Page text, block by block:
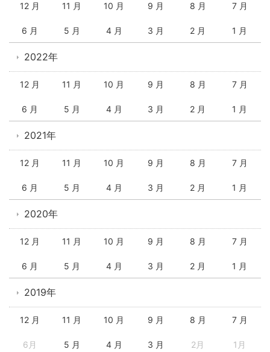
12 月 11 月 10 月 9 月 8 月 7 月
6 月 5 月 4 月 3 月 2 月 1 月
2022年
12 月 11 月 10 月 9 月 8 月 7 月
6 月 5 月 4 月 3 月 2 月 1 月
2021年
12 月 11 月 10 月 9 月 8 月 7 月
6 月 5 月 4 月 3 月 2 月 1 月
2020年
12 月 11 月 10 月 9 月 8 月 7 月
6 月 5 月 4 月 3 月 2 月 1 月
2019年
12 月 11 月 10 月 9 月 8 月 7 月
6月 5 月 4 月 3 月 2月 1月